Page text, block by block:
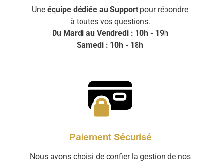
Une équipe dédiée au Support pour répondre
à toutes vos questions.
Du Mardi au Vendredi : 10h - 19h
Samedi : 10h - 18h
Paiement Sécurisé
Nous avons choisi de confier la gestion de nos